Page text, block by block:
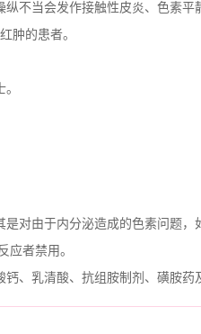
当会发作接触性皮炎、色素平
肿的患者。
对由于内分泌造成的色素问题，
者禁用。
、乳清酸、抗组胺制剂、磺胺药